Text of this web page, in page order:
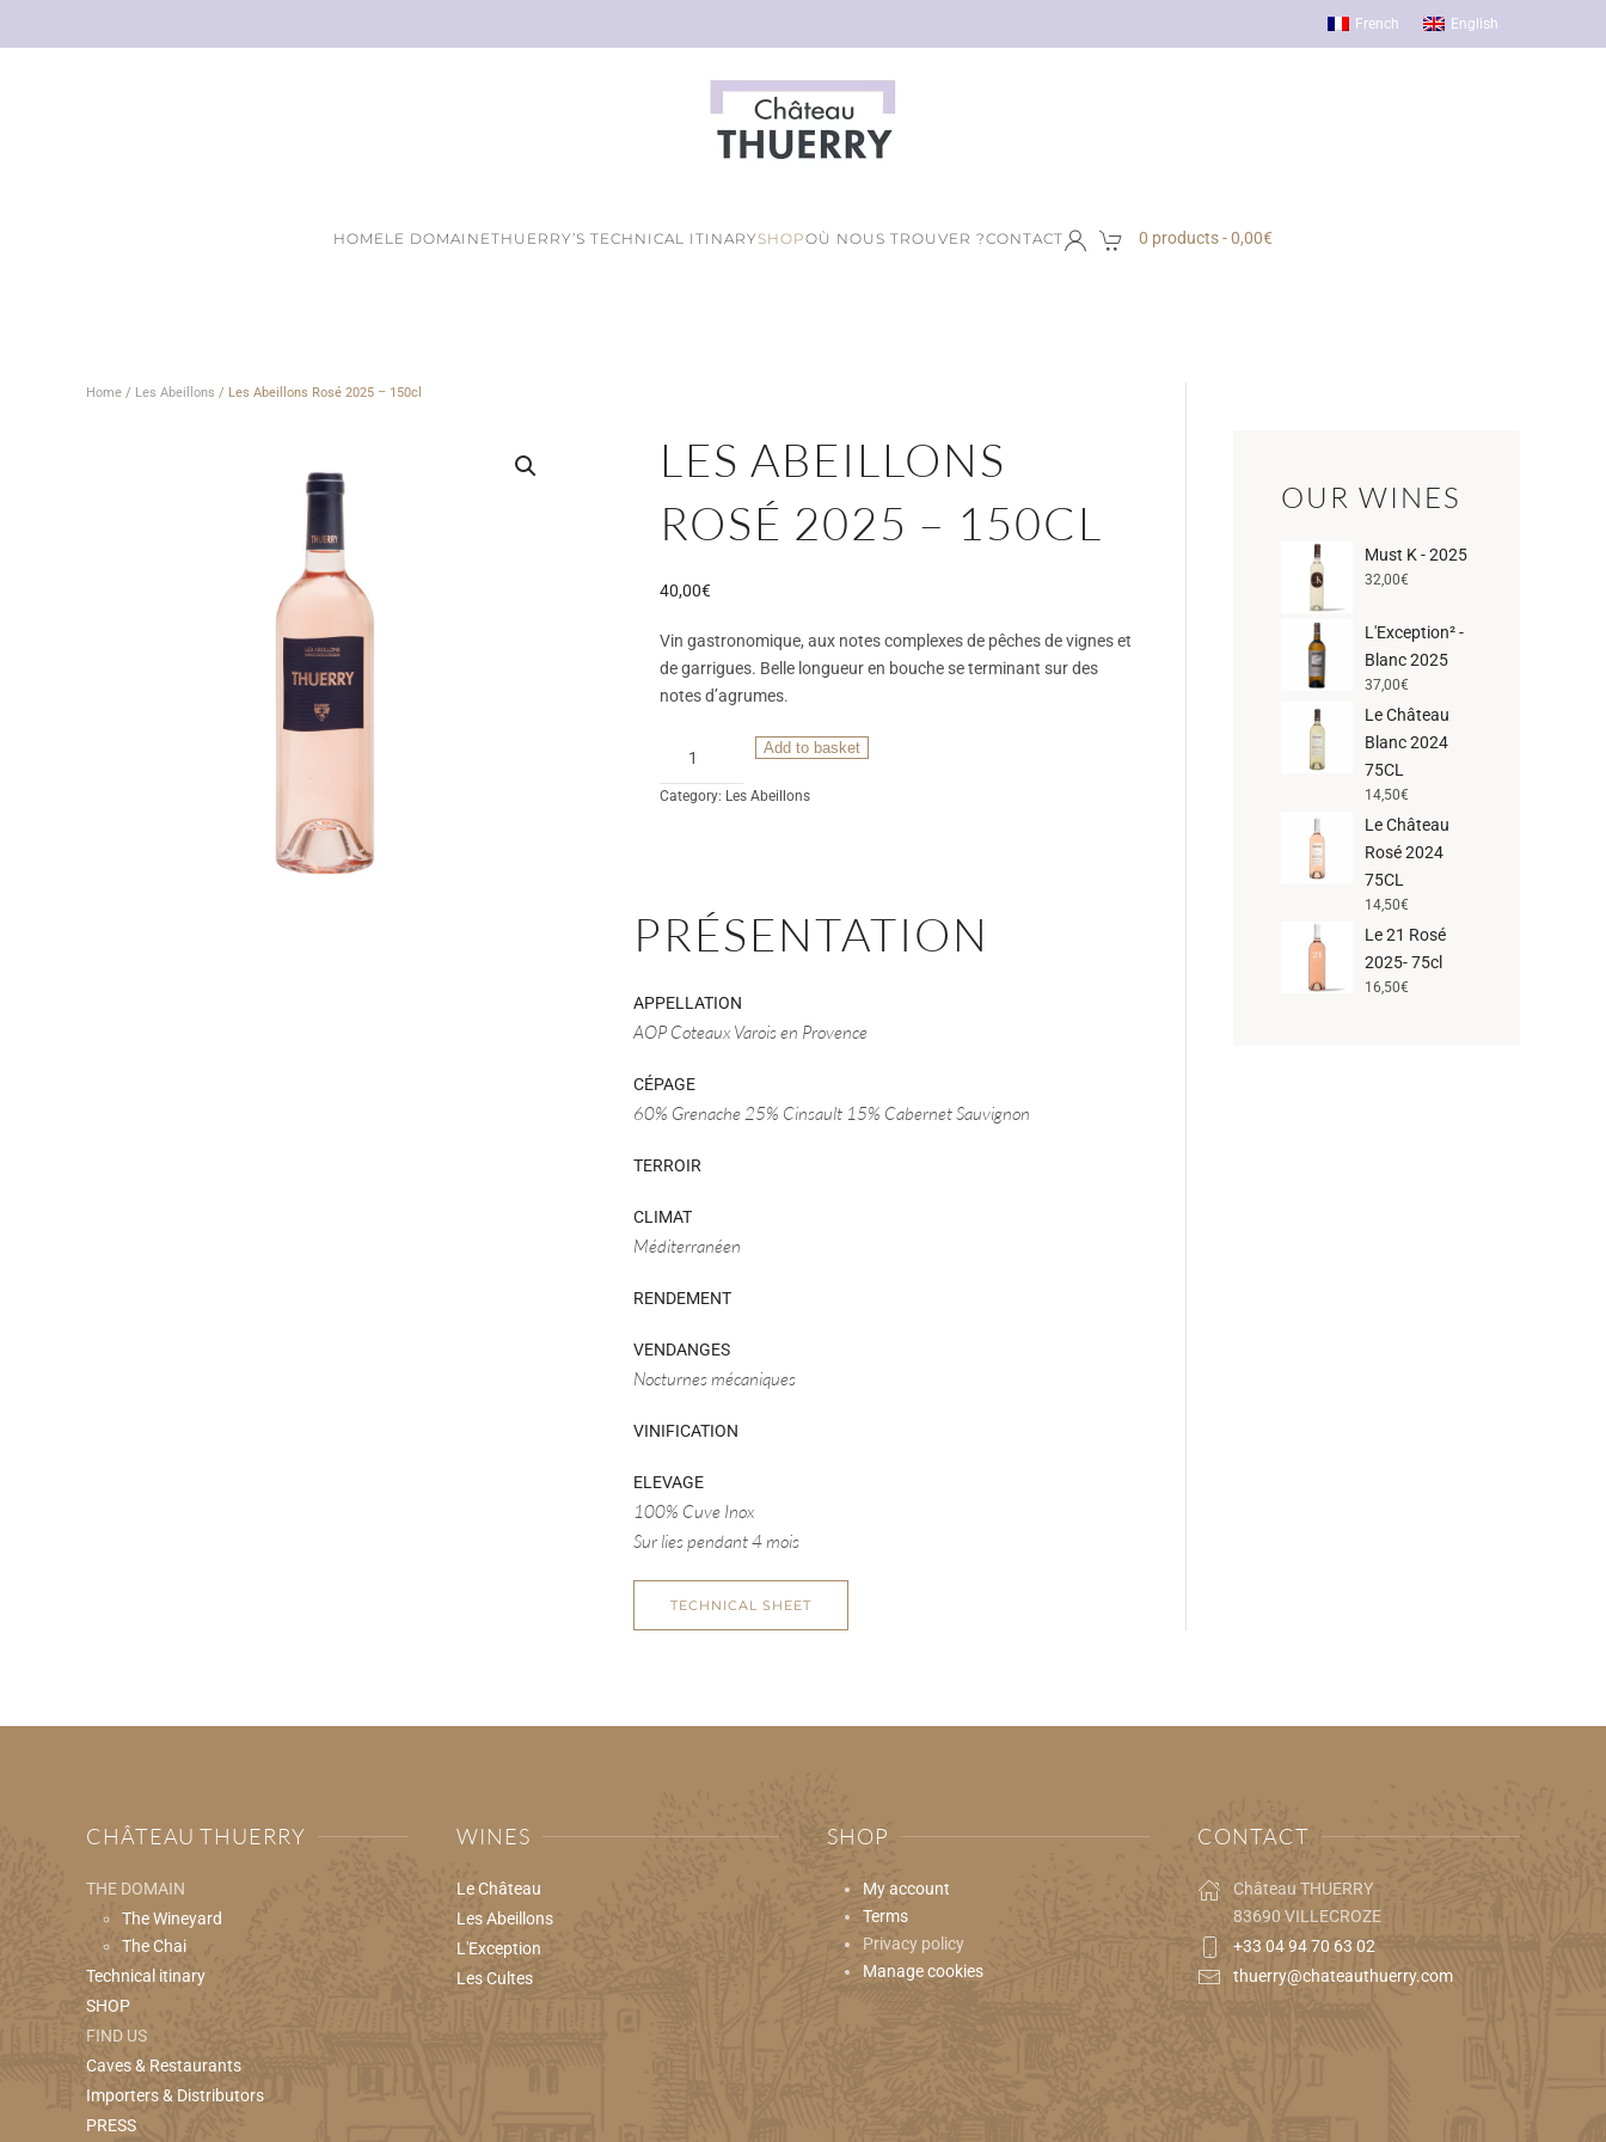
French English
HOME LE DOMAINETHUERRY’S TECHNICAL ITINARY SHOPOÙ NOUS TROUVER ?CONTACT 0 products -0,00€
Home / Les Abeillons / Les Abeillons Rosé 2025 – 150cl
LES ABEILLONS
ROSÉ 2025 – 150CL
40,00€
Vin gastronomique, aux notes complexes de pêches de vignes et
de garrigues. Belle longueur en bouche se terminant sur des
notes d’agrumes.
Rosé
quantity
Add to basket
Category: Les Abeillons
PRÉSENTATION
APPELLATION
AOP Coteaux Varois en Provence
CÉPAGE
60% Grenache 25% Cinsault 15% Cabernet Sauvignon
TERROIR
CLIMAT
Méditerranéen
RENDEMENT
VENDANGES
Nocturnes mécaniques
VINIFICATION
ELEVAGE
100% Cuve Inox
Sur lies pendant 4 mois
TECHNICAL SHEET
OUR WINES
Must K - 2025
32,00€
L'Exception² -
Blanc 2025
37,00€
Le Château
Blanc 2024
75CL
14,50€
Le Château
Rosé 2024
75CL
14,50€
Le 21 Rosé
2025- 75cl
16,50€
CHÂTEAU THUERRY
THE DOMAIN
The Wineyard
The Chai
Technical itinary
SHOP
FIND US
Caves & Restaurants
Importers & Distributors
PRESS
WINES
Le Château
Les Abeillons
L'Exception
Les Cultes
SHOP
My account
Terms
Privacy policy
Manage cookies
CONTACT
Château THUERRY
83690 VILLECROZE
+33 04 94 70 63 02
thuerry@chateauthuerry.com